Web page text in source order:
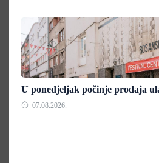
U ponedjeljak počinje prodaja
07.08.2026.